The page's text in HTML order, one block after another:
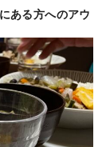
ある方へのアウ